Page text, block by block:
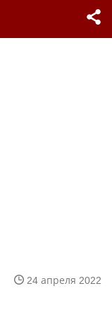
24 апреля 2022